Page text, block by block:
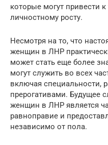
которые могут привести
личностному росту.
Несмотря на то, что
женщин в ЛНР
может стать еще более
могут служить во всех
включая специальности,
прерогативами. Будущее
женщин в ЛНР является
равноправие и
независимо от пола.